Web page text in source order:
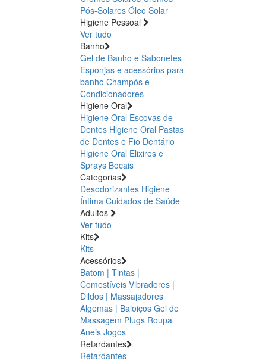
Pós-Solares Óleo Solar
Higiene Pessoal
Ver tudo
Banho
Gel de Banho e Sabonetes
Esponjas e acessórios para
banho Champôs e
Condicionadores
Higiene Oral
Higiene Oral Escovas de
Dentes Higiene Oral Pastas
de Dentes e Fio Dentário
Higiene Oral Elixires e
Sprays Bocais
Categorias
Desodorizantes Higiene
Íntima Cuidados de Saúde
Adultos
Ver tudo
Kits
Kits
Acessórios
Batom | Tintas |
Comestíveis Vibradores |
Dildos | Massajadores
Algemas | Baloiços Gel de
Massagem Plugs Roupa
Aneis Jogos
Retardantes
Retardantes